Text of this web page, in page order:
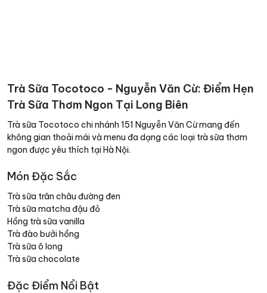
Trà Sữa Tocotoco - Nguyễn Văn Cừ: Điểm Hẹn
Trà Sữa Thơm Ngon Tại Long Biên
Trà sữa Tocotoco chi nhánh 151 Nguyễn Văn Cừ mang đến
không gian thoải mái và menu đa dạng các loại trà sữa thơm
ngon được yêu thích tại Hà Nội.
Món Đặc Sắc
Trà sữa trân châu đường đen
Trà sữa matcha đậu đỏ
Hồng trà sữa vanilla
Trà đào bưởi hồng
Trà sữa ô long
Trà sữa chocolate
Đặc Điểm Nổi Bật